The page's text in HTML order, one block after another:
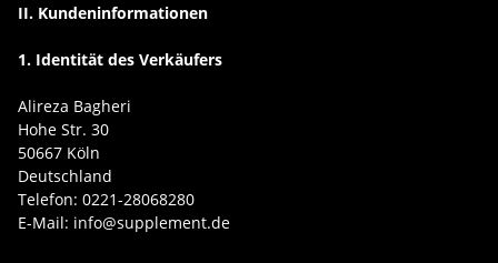
II. Kundeninformationen
1. Identität des Verkäufers
Alireza Bagheri
Hohe Str. 30
50667 Köln
Deutschland
Telefon: 0221-28068280
E-Mail: info@supplement.de